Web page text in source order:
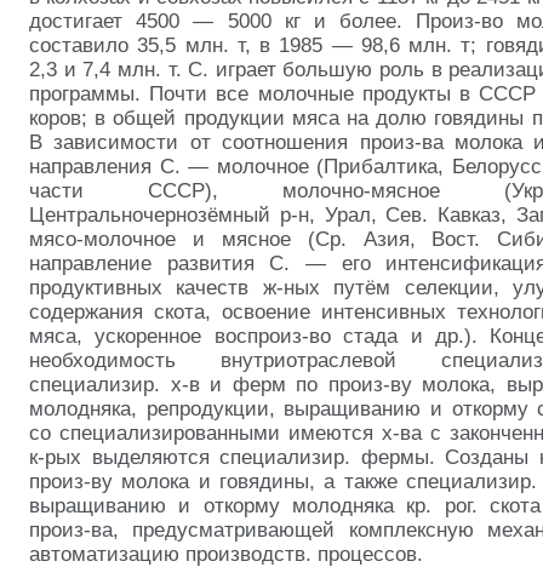
достигает 4500 — 5000 кг и более. Произ-во
составило 35,5 млн. т, в 1985 — 98,6 млн. т;
2,3 и 7,4 млн. т. С. играет большую роль в
программы. Почти все молочные продукты в СССР
коров; в общей продукции мяса на долю говядины
В зависимости от соотношения произ-ва молока
направления С. — молочное (Прибалтика,
части СССР), молочно-мясное
Центральночернозёмный р-н, Урал, Сев. Кавказ,
мясо-молочное и мясное (Ср. Азия, Вост.
направление развития С. — его
продуктивных качеств ж-ных путём селекции,
содержания скота, освоение интенсивных
мяса, ускоренное воспроиз-во стада и др.).
необходимость внутриотраслевой
специализир. х-в и ферм по произ-ву молока,
молодняка, репродукции, выращиванию и откорму
со специализированными имеются х-ва с
к-рых выделяются специализир. фермы. Созданы
произ-ву молока и говядины, а также
выращиванию и откорму молодняка кр. рог.
произ-ва, предусматривающей комплексную
автоматизацию производств. процессов.